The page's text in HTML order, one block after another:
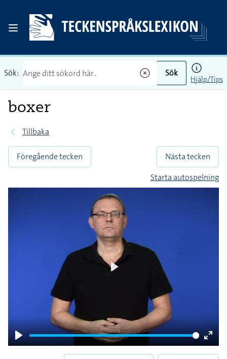
Sök: Sök
Hjälp/Tips
boxer
Tillbaka
Föregående tecken
Nästa tecken
Starta autospelning
Play
Enter